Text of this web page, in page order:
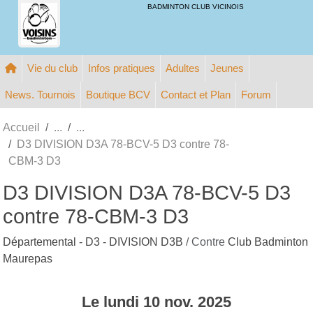
BADMINTON CLUB VICINOIS
Vie du club Infos pratiques Adultes Jeunes
News. Tournois Boutique BCV Contact et Plan Forum
Accueil
D3 DIVISION D3A 78-BCV-5 D3 contre 78-
CBM-3 D3
D3 DIVISION D3A 78-BCV-5 D3
contre 78-CBM-3 D3
Départemental - D3 - DIVISION D3B / Contre Club Badminton
Maurepas
Le lundi 10 nov. 2025
Panneau de gestion des cookies